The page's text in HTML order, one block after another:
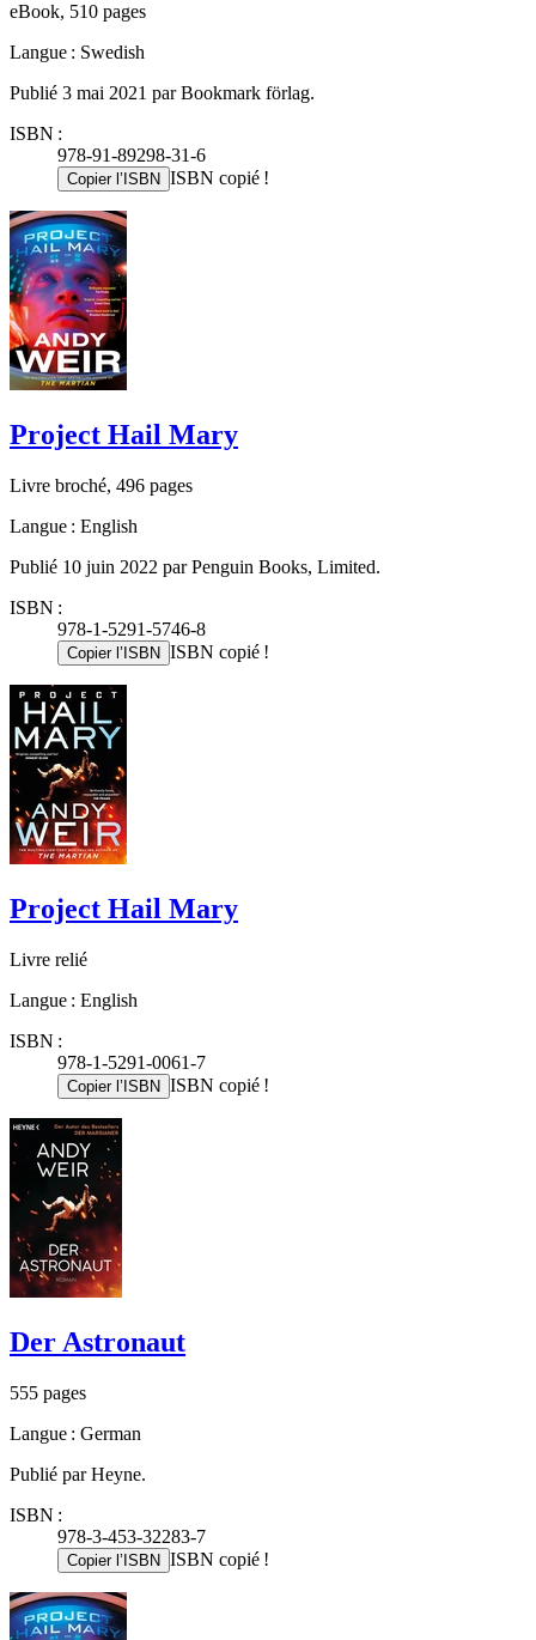
eBook, 510 pages
Langue : Swedish
Publié 3 mai 2021 par Bookmark förlag.
ISBN :
978-91-89298-31-6
Copier l’ISBN ISBN copié !
Project Hail Mary
Livre broché, 496 pages
Langue : English
Publié 10 juin 2022 par Penguin Books, Limited.
ISBN :
978-1-5291-5746-8
Copier l’ISBN ISBN copié !
Project Hail Mary
Livre relié
Langue : English
ISBN :
978-1-5291-0061-7
Copier l’ISBN ISBN copié !
Der Astronaut
555 pages
Langue : German
Publié par Heyne.
ISBN :
978-3-453-32283-7
Copier l’ISBN ISBN copié !